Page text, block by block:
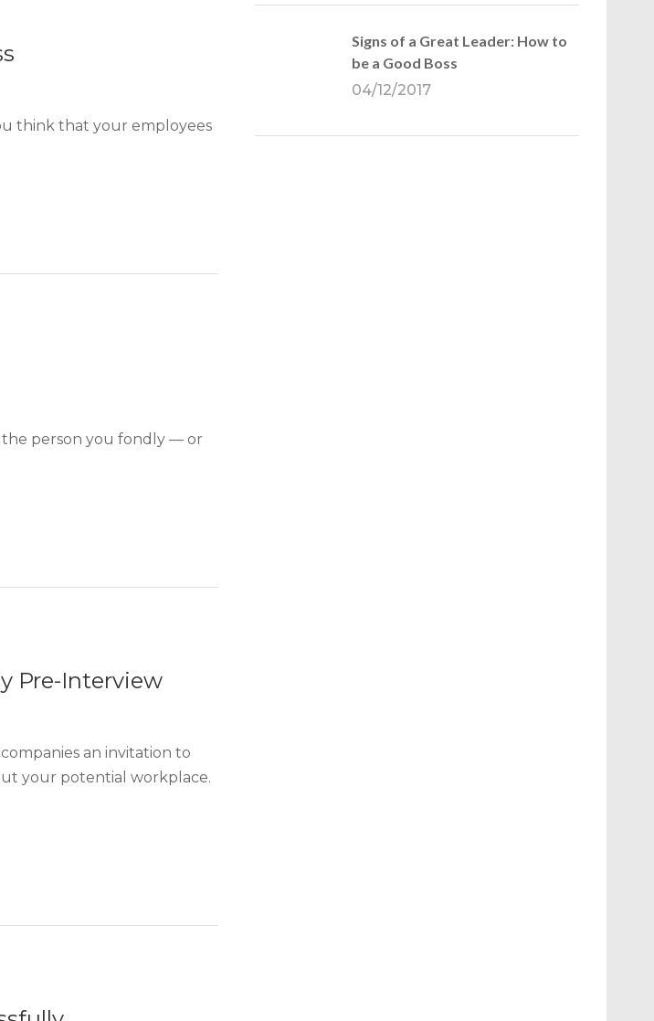
think that your employees
person you fondly — or
Pre-Interview
an invitation to
your potential workplace.
Signs of a Great Leader: How to
be a Good Boss
04/12/2017